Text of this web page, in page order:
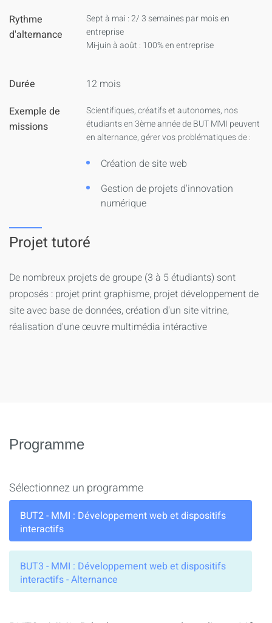
Rythme
d'alternance
Sept à mai : 2/ 3 semaines par mois en
entreprise
Mi-juin à août : 100% en entreprise
Durée
12 mois
Exemple de
missions
Scientifiques, créatifs et autonomes, nos
étudiants en 3ème année de BUT MMI peuvent
en alternance, gérer vos problématiques de :
Création de site web
Gestion de projets d'innovation
numérique
Projet tutoré
De nombreux projets de groupe (3 à 5 étudiants) sont
proposés : projet print graphisme, projet développement de
site avec base de données, création d'un site vitrine,
réalisation d'une œuvre multimédia intéractive
Programme
Sélectionnez un programme
BUT2 - MMI : Développement web et dispositifs
interactifs
BUT3 - MMI : Développement web et dispositifs
interactifs - Alternance